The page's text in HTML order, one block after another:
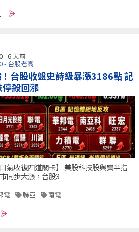
- 6 天前
- 台股老高
台股收盤史詩級暴漲3186點 記
停殺回漲
氣收復四道關卡】 美股科技股與費半指
同步大漲，台股3
電 聯亞 南電